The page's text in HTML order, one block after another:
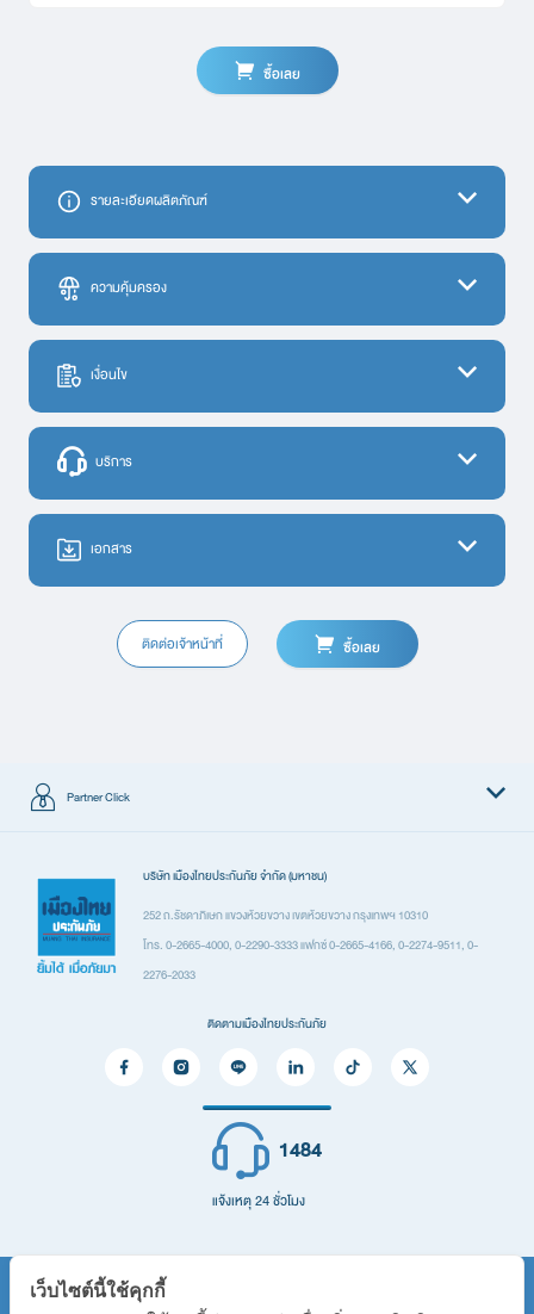
ซื้อเลย
รายละเอียดผลิตภัณฑ์
ความคุ้มครอง
ตารางความคุ้มครอง
ความเสียหายต่อร่างกายหรืออนามัย (ค่ารักษาพยาบาล)
การเสียชีวิตหรือทุพพลภาพอย่างถาวร
กรณีสูญเสียมือ แขน ขา เท้า สายตา (ตาบอด) ตั้งแต่ 2 ส่วนขึ้นไป
กรณีสูญเสียมือ แขน ขา เท้า สายตา (ตาบอด) เพียง 1 ส่วน
กรณีหูหนวก เป็นใบ้ สุญเสียความสามารถในการพูด สูญเสียอวัยวะสืบพันธุ์
จิตพิการอย่างติดตัว หรือเสียอวัยวะอื่นใด
กรณีสูญเสียนิ้วตั้งแต่ข้อนิ้วขึ้นไป ไม่ว่านิ้วเดียวหรือหลายนิ้ว
พ.ร.บ. รถเก๋งส่วนบุคคล
พ.ร.บ. รถตู้โดยสารส่วนบุคคล
เงื่อนไข
บริการ
เอกสาร
ใบคำขอเอาประกันภัยรถยนต์ พ.ร.บ.pdf
0.19 MB ดาวน์โหลด
ติดต่อเจ้าหน้าที่ ซื้อเลย
Partner Click
ผลิตภัณฑ์
ประกันรถยนต์
ประกันเดินทาง
ประกันที่อยู่อาศัยและทรัพย์สิน
คำถามที่พบบ่อย
บริษัท เมืองไทยประกันภัย จำกัด (มหาชน)
252 ถ.รัชดาภิเษก แขวงห้วยขวาง เขตห้วยขวาง กรุงเทพฯ 10310
โทร. 0-2665-4000, 0-2290-3333 แฟกซ์ 0-2665-4166, 0-2274-9511, 0-
2276-2033
ติดตามเมืองไทยประกันภัย
1484
แจ้งเหตุ 24 ชั่วโมง
ผังองค์กร
เว็บไซต์นี้ใช้คุกกี้